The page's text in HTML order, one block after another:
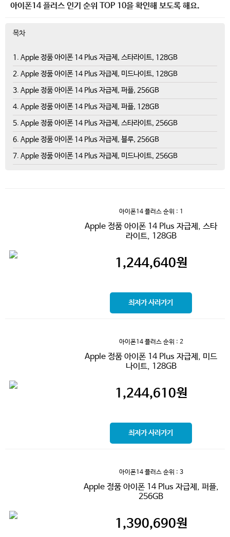
아이폰14 플러스 인기 순위 TOP 10을 확인해 보도록 해요.
목차
1. Apple 정품 아이폰 14 Plus 자급제, 스타라이트, 128GB
2. Apple 정품 아이폰 14 Plus 자급제, 미드나이트, 128GB
3. Apple 정품 아이폰 14 Plus 자급제, 퍼플, 256GB
4. Apple 정품 아이폰 14 Plus 자급제, 퍼플, 128GB
5. Apple 정품 아이폰 14 Plus 자급제, 스타라이트, 256GB
6. Apple 정품 아이폰 14 Plus 자급제, 블루, 256GB
7. Apple 정품 아이폰 14 Plus 자급제, 미드나이트, 256GB
아이폰14 플러스순위 : 1
Apple 정품 아이폰 14 Plus 자급제, 스타
라이트, 128GB
1,244,640원
최저가 사러가기
아이폰14 플러스순위 : 2
Apple 정품 아이폰 14 Plus 자급제, 미드
나이트, 128GB
1,244,610원
최저가 사러가기
아이폰14 플러스순위 : 3
Apple 정품 아이폰 14 Plus 자급제, 퍼플,
256GB
1,390,690원